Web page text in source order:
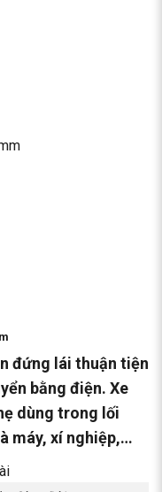
đứng lái thuận tiện
bằng điện. Xe
dùng trong lối
máy, xí nghiệp,…